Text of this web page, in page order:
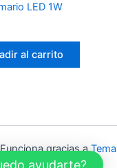
LED 1W
al carrito
gracias aTema
ayudarte?